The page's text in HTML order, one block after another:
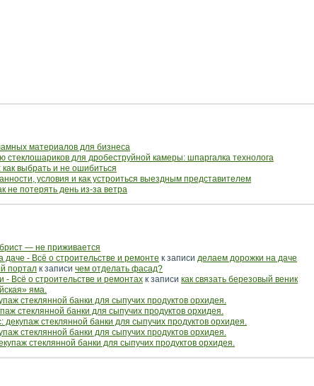
материалов для бизнеса
стеклошариков для дробеструйной камеры: шпаргалка технолога
выбрать и не ошибиться
условия и как устроиться выездным представителем
не потерять день из-за ветра
— не приживается
даче - Всё о строительстве и ремонте к записи делаем дорожки на даче
портал к записи чем отделать фасад?
Всё о строительстве и ремонтах к записи как связать березовый веник
яма.
стеклянной банки для сыпучих продуктов орхидея.
стеклянной банки для сыпучих продуктов орхидея.
декупаж стеклянной банки для сыпучих продуктов орхидея.
стеклянной банки для сыпучих продуктов орхидея.
стеклянной банки для сыпучих продуктов орхидея.